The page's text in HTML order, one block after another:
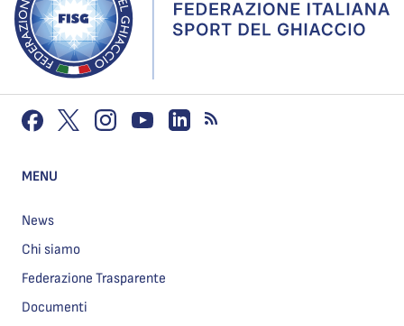
MENU
News
Chi siamo
Federazione Trasparente
Documenti